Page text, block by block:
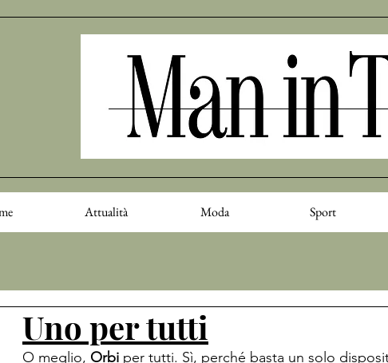
Attualità Moda Sport
Uno per tutti
O meglio, Orbi per tutti. Sì, perché basta un solo